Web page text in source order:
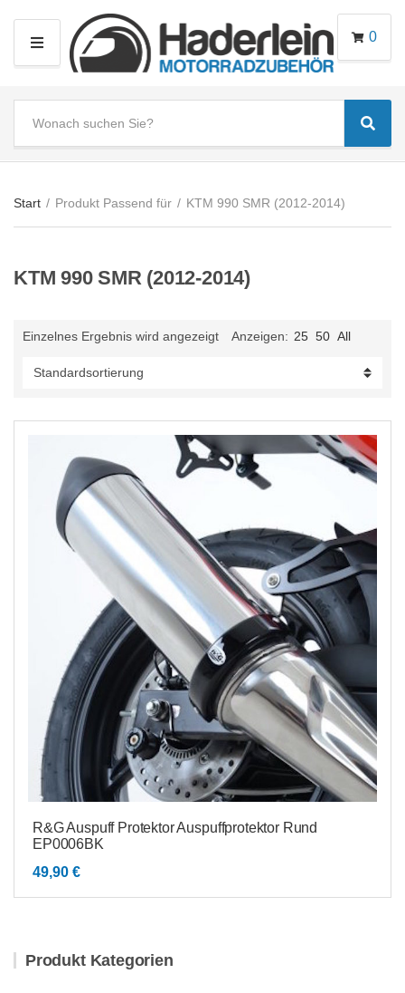
M
U
e
y
c
x
0
Start / Produkt Passend für / KTM 990 SMR (2012-2014)
KTM 990 SMR (2012-2014)
Einzelnes Ergebnis wird angezeigt Anzeigen: 25 50 All
R&G Auspuff Protektor Auspuffprotektor Rund
EP0006BK
49,90 €
Produkt Kategorien